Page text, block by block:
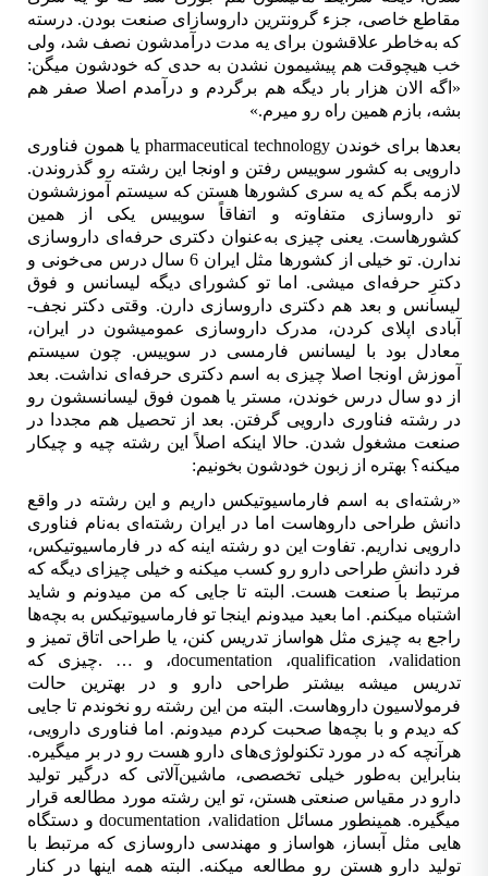
مقاطع خاصی، جزء گرون­ترین داروسازای صنعت بودن. درسته
که به­‌خاطر علاقشون برای یه مدت درآمدشون نصف شد، ولی
خب هیچ­وقت هم پیشیمون نشدن به حدی که خودشون می­گن:
» اگه الان هزار بار دیگه هم برگردم و درآمدم اصلا صفر هم
بشه، بازم همین راه رو می­رم.«
بعدها برای خوندن pharmaceutical technology یا همون فناوری
دارویی به کشور سوییس رفتن و اون­جا این رشته رو گذروندن.
لازمه بگم که یه سری کشورها هستن که سیستم آموزششون
تو داروسازی متفاوته و
اتفاقاً سوییس یکی از همین
کشورهاست. یعنی چیزی به­‌عنوان دکتری حرفه­‌ای داروسازی
ندارن. تو خیلی از کشورها مثل ایران 6 سال درس می‌خونی و
دکترِ حرفه­‌ای می­شی. اما تو کشورای دیگه لیسانس و فوق
لیسانس و بعد هم دکتری داروسازی دارن. وقتی دکتر نجف‌­
آبادی اپلای کردن، مدرک داروسازی عمومیشون در ایران،
معادل بود با لیسانس فارمسی در سوییس. چون سیستم
آموزش اونجا اصلا چیزی به اسم دکتری حرفه‌­ای نداشت. بعد
از دو سال درس خوندن، مستر یا همون فوق لیسانسشون رو
در رشته فناوری دارویی گرفتن. بعد از تحصیل هم مجددا در
صنعت مشغول شدن. حالا این­که
اصلاً این رشته چیه و چی­کار
می­کنه؟ بهتره از زبون خودشون بخونیم:
»رشته‌­ای به اسم فارماسیوتیکس داریم و این رشته در واقع
دانش طراحی داروهاست اما در ایران رشته‌­ای به­‌نام فناوری
دارویی نداریم. تفاوت این دو رشته اینه که در فارماسیوتیکس،
فرد دانشِ طراحی دارو رو کسب می­کنه و خیلی چیزای دیگه که
مرتبط با صنعت هست. البته تا جایی‌ ­که من میدونم و شاید
اشتباه می­کنم. اما بعید می­دونم این­جا تو فارماسیوتیکس به بچه­‌ها
راجع به چیزی مثل هواساز تدریس کنن، یا طراحی اتاق تمیز و
validation، qualification، documentation، و … .چیزی که
تدریس می­شه بیش­تر طراحی دارو و در بهترین حالت
فرمولاسیون داروهاست. البته من این رشته رو نخوندم تا جایی
که دیدم و با بچه‌­ها صحبت کردم می­دونم. اما فناوری دارویی،
هرآن­چه که در مورد تکنولوژی‌­های دارو هست رو در بر می­گیره.
بنابراین به­‌طور خیلی تخصصی، ماشین­‌آلاتی که درگیر تولید
دارو در مقیاس صنعتی هستن، تو این رشته مورد مطالعه قرار
می­گیره. همین­طور مسائل validation، documentationو دستگاه­‌
هایی مثل آب­ساز، هواساز و مهندسی داروسازی که مرتبط با
تولید دارو هستن رو مطالعه می­کنه. البته همه این­ها در کنار